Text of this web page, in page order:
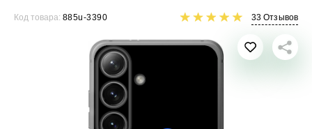
Код товара: 885u-3390 33 Отзывов